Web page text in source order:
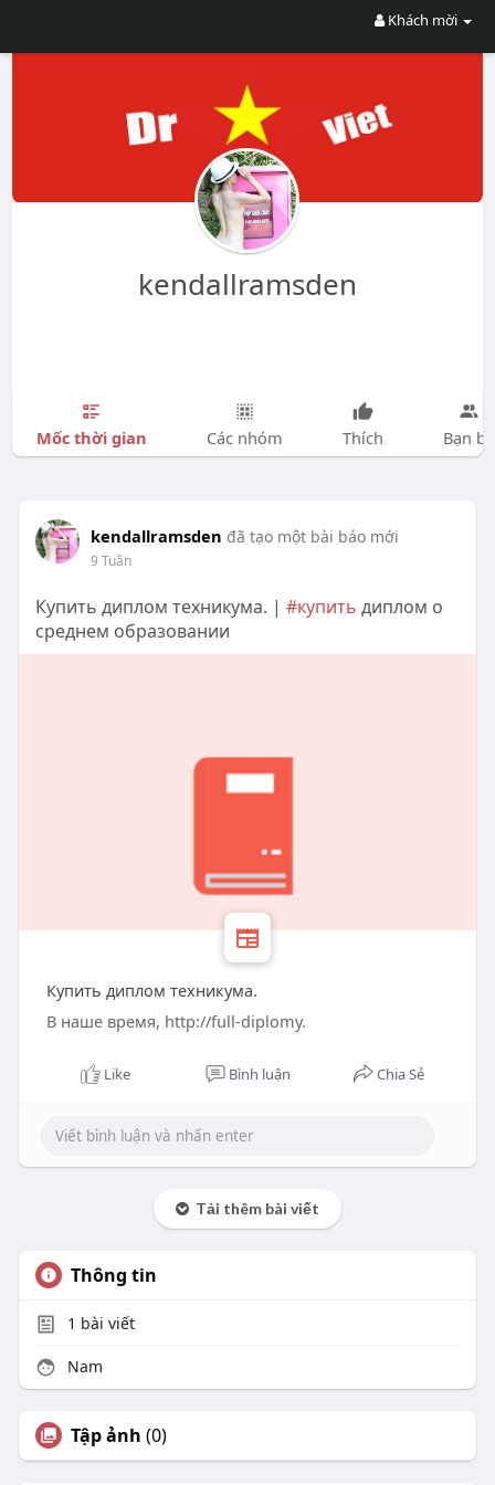
Khách mời
kendallramsden
Mốc thời gian Các nhóm Thích Bạn bè
kendallramsden đã tạo một bài báo mới
9 Tuần
Купить диплом техникума. | #купить диплом о
среднем образовании
Купить диплом техникума.
В наше время, http://full-diplomy.
Like Bình luận Chia Sẻ
Tải thêm bài viết
Thông tin
1 bài viết
Nam
Tập ảnh (0)